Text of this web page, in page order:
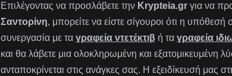
Επιλέγοντας να προσλάβετε την Krypteia.grγια να
Σαντορίνη, μπορείτε να είστε σίγουροι ότι η
συνεργασία με τα γραφεία ντετέκτιβή τα γραφεία
και θα λάβετε μια ολοκληρωμένη και
ανταποκρίνεται στις ανάγκες σας. Η εξειδίκευσή μας